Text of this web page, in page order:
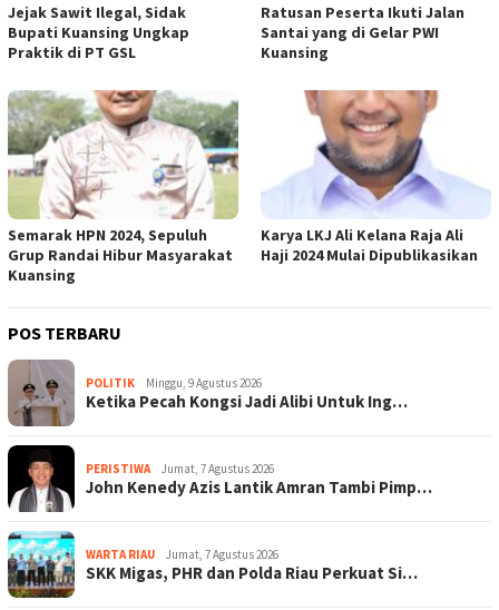
Jejak Sawit Ilegal, Sidak
Bupati Kuansing Ungkap
Praktik di PT GSL
Ratusan Peserta Ikuti Jalan
Santai yang di Gelar PWI
Kuansing
Semarak HPN 2024, Sepuluh
Grup Randai Hibur Masyarakat
Kuansing
Karya LKJ Ali Kelana Raja Ali
Haji 2024 Mulai Dipublikasikan
POS TERBARU
POLITIK Minggu, 9 Agustus 2026
Ketika Pecah Kongsi Jadi Alibi Untuk Ing…
PERISTIWA Jumat, 7 Agustus 2026
John Kenedy Azis Lantik Amran Tambi Pimp…
WARTA RIAU Jumat, 7 Agustus 2026
SKK Migas, PHR dan Polda Riau Perkuat Si…